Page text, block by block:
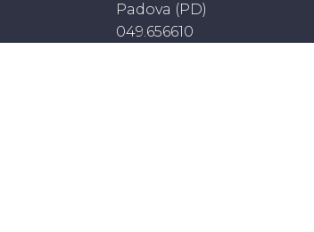
Padova (PD)
049.656610